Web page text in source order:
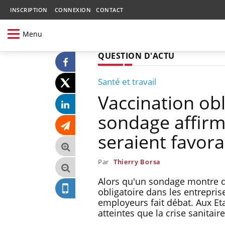
INSCRIPTION CONNEXION CONTACT
Menu
QUESTION D'ACTU
Santé et travail
Vaccination
sondage
seraient
Par Thierry Borsa
Alors qu'un sondage montre
obligatoire dans les
employeurs fait débat. Aux
atteintes que la crise